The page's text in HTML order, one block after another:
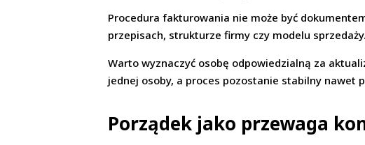
Procedura fakturowania nie może być
przepisach, strukturze firmy czy modelu
Warto wyznaczyć osobę odpowiedzialną za
jednej osoby, a proces pozostanie stabilny nawet
Porządek jako przewaga